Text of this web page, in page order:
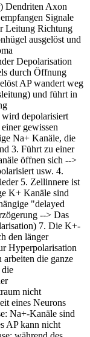
Dendriten Axon
Signale
Leitung Richtung
ausgelöst und
Depolarisation
durch Öffnung
AP wandert weg
und führt in
depolarisiert
gewissen
Na+ Kanäle, die
3. Führt zu einer
öffnen sich -->
usw. 4.
5. Zellinnere ist
K+ Kanäle sind
"delayed
--> Das
7. Die K+-
den länger
Hyperpolarisation
die ganze
die
nicht
eines Neurons
Na+-Kanäle sind
AP kann nicht